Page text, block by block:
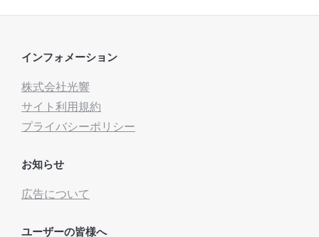
インフォメーション
株式会社光響
サイト利用規約
プライバシーポリシー
お知らせ
広告について
ユーザーの皆様へ